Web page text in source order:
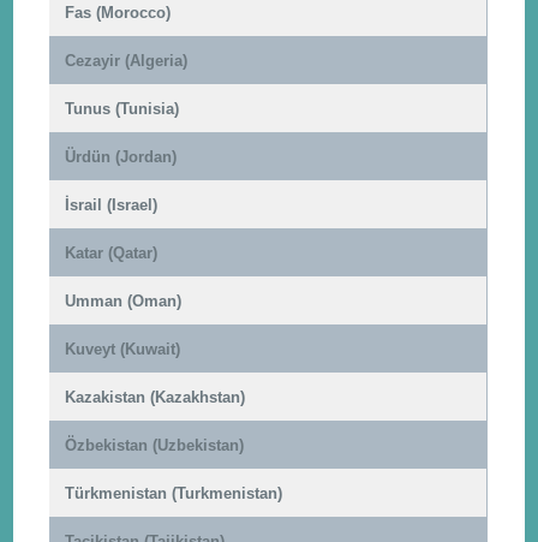
Fas (Morocco)
Cezayir (Algeria)
Tunus (Tunisia)
Ürdün (Jordan)
İsrail (Israel)
Katar (Qatar)
Umman (Oman)
Kuveyt (Kuwait)
Kazakistan (Kazakhstan)
Özbekistan (Uzbekistan)
Türkmenistan (Turkmenistan)